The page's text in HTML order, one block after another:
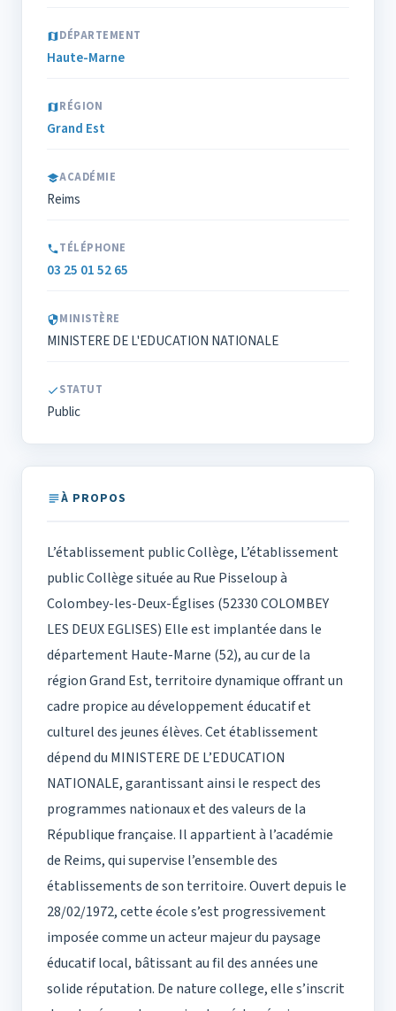
DÉPARTEMENT
Haute-Marne
RÉGION
Grand Est
ACADÉMIE
Reims
TÉLÉPHONE
03 25 01 52 65
MINISTÈRE
MINISTERE DE L'EDUCATION NATIONALE
STATUT
Public
À PROPOS
L’établissement public Collège, L’établissement
public Collège située au Rue Pisseloup à
Colombey-les-Deux-Églises (52330 COLOMBEY
LES DEUX EGLISES) Elle est implantée dans le
département Haute-Marne (52), au cur de la
région Grand Est, territoire dynamique offrant un
cadre propice au développement éducatif et
culturel des jeunes élèves. Cet établissement
dépend du MINISTERE DE L’EDUCATION
NATIONALE, garantissant ainsi le respect des
programmes nationaux et des valeurs de la
République française. Il appartient à l’académie
de Reims, qui supervise l’ensemble des
établissements de son territoire. Ouvert depuis le
28/02/1972, cette école s’est progressivement
imposée comme un acteur majeur du paysage
éducatif local, bâtissant au fil des années une
solide réputation. De nature college, elle s’inscrit